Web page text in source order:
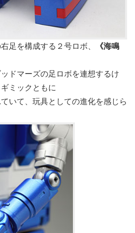
足を構成する２号ロボ、
《海鳴
ドマーズの足ロボを連想するけ
ミックともに
いて、玩具としての進化を感じら